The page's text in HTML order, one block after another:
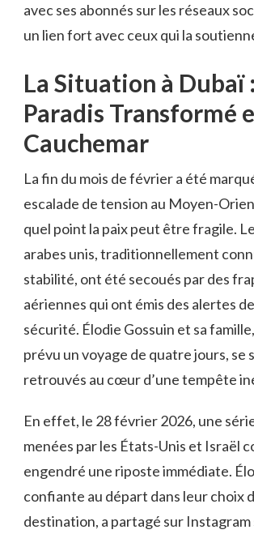
avec ses abonnés sur les réseaux
un lien fort avec ceux qui la
La Situation à Dubaï
Paradis Transformé
Cauchemar
La fin du mois de février a été
escalade de tension au Moyen-
quel point la paix peut être fragile.
arabes unis, traditionnellement
stabilité, ont été secoués par des
aériennes qui ont émis des alertes
sécurité. Élodie Gossuin et sa
prévu un voyage de quatre jours, se
retrouvés au cœur d’une tempête
En effet, le 28 février 2026, une
menées par les États-Unis et Israël
engendré une riposte immédiate.
confiante au départ dans leur choix
destination, a partagé sur Instagram